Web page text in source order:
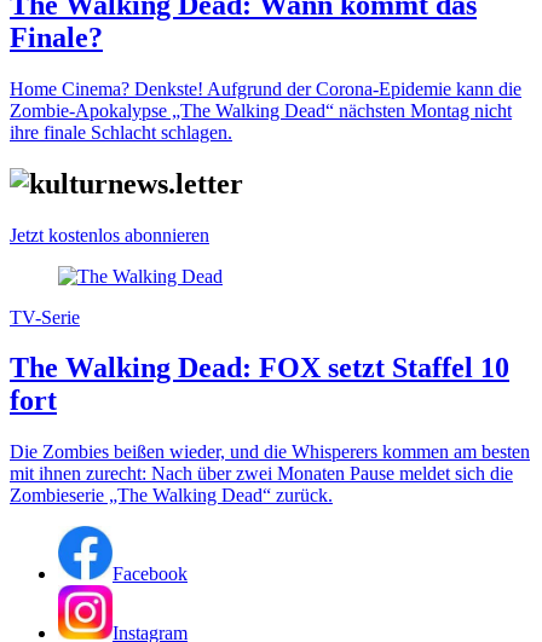
Finale?
Home Cinema? Denkste! Aufgrund der Corona-Epidemie kann die
Zombie-Apokalypse „The Walking Dead“ nächsten Montag nicht
ihre finale Schlacht schlagen.
Jetzt kostenlos abonnieren
TV-Serie
The Walking Dead: FOX setzt Staffel 10
fort
Die Zombies beißen wieder, und die Whisperers kommen am besten
mit ihnen zurecht: Nach über zwei Monaten Pause meldet sich die
Zombieserie „The Walking Dead“ zurück.
Facebook
Instagram